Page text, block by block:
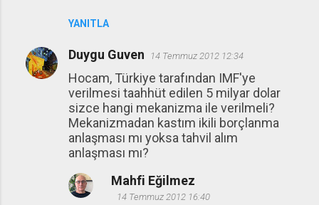
YANITLA
Duygu Guven 14 Temmuz 2012 12:34
Hocam, Türkiye tarafından IMF'ye
verilmesi taahhüt edilen 5 milyar dolar
sizce hangi mekanizma ile verilmeli?
Mekanizmadan kastım ikili borçlanma
anlaşması mı yoksa tahvil alım
anlaşması mı?
Mahfi Eğilmez
14 Temmuz 2012 16:40